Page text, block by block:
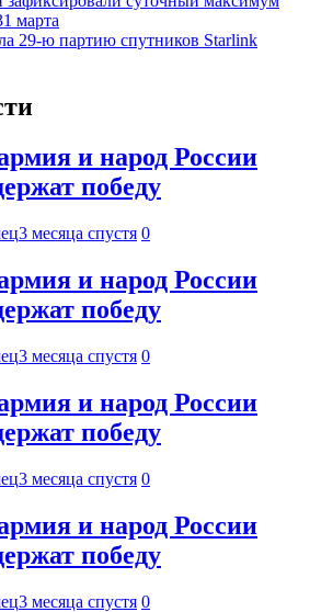
марта
29-ю партию спутников Starlink
и народ России
победу
3 месяца спустя 0
и народ России
победу
3 месяца спустя 0
и народ России
победу
3 месяца спустя 0
и народ России
победу
3 месяца спустя 0